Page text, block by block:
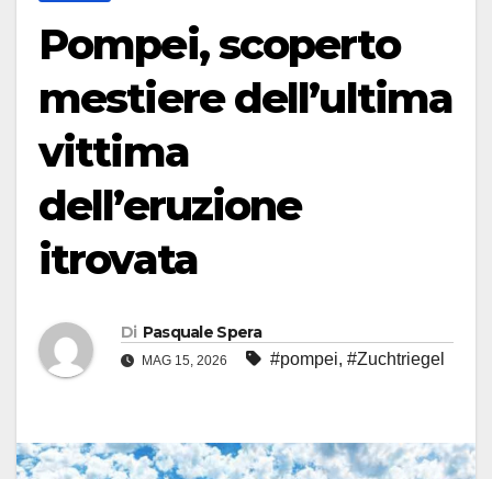
Pompei, scoperto
mestiere dell’ultima
vittima
dell’eruzione
itrovata
Di Pasquale Spera
MAG 15, 2026 #pompei, #Zuchtriegel